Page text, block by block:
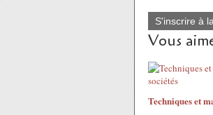
S'inscrire à
Vous
Techniques et